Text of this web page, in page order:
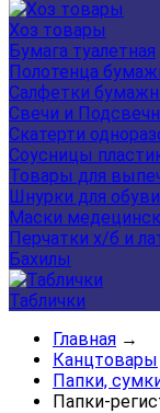
Хоз товары
Бумага туалетная
Полотенца
Салфетки
Свечи и
Скатерти
Соусницы
Товары для
Шнурки для обуви
Маски
Перчатки х/б и
Бахилы
Таблички
Главная →
Канцтовары
Папки,
Папки-